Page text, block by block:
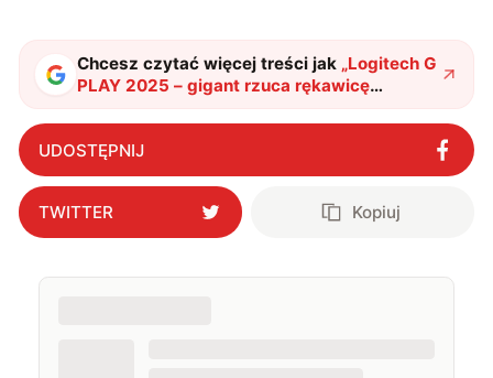
Chcesz czytać więcej treści jak „Logitech G
PLAY 2025 – gigant rzuca rękawicę
konkurencji z dziesiątką nowych produktów
gamingowych"?
UDOSTĘPNIJ
TWITTER Kopiuj